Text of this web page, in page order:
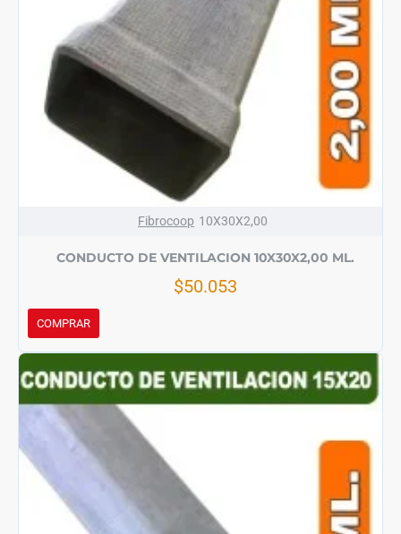
Fibrocoop 10X30X2,00
CONDUCTO DE VENTILACION 10X30X2,00 ML.
$50.053
COMPRAR